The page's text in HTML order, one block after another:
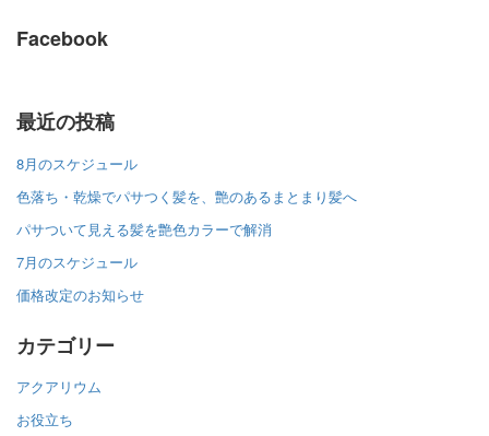
Facebook
最近の投稿
8月のスケジュール
色落ち・乾燥でパサつく髪を、艶のあるまとまり髪へ
パサついて見える髪を艶色カラーで解消
7月のスケジュール
価格改定のお知らせ
カテゴリー
アクアリウム
お役立ち